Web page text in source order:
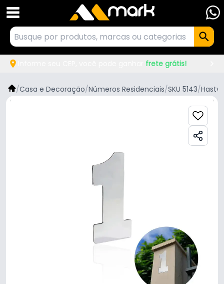
frete grátis!
/Casa e Decoração/Números Residenciais/SKU 5143/